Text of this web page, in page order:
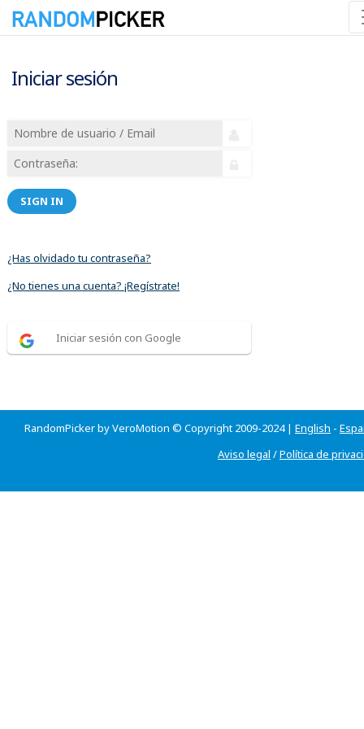
Iniciar sesión
SIGN IN
¿Has olvidado tu contraseña?
¿No tienes una cuenta? ¡Regístrate!
Iniciar sesión con Google
RandomPicker by VeroMotion © Copyright 2009-2024 | English -
Aviso legal /Política de